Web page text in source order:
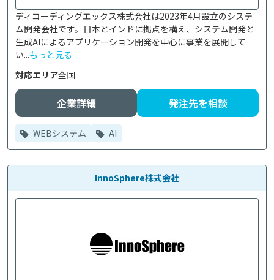
ディコーディングエックス株式会社は2023年4月設立のシステ
ム開発会社です。日本とインドに拠点を構え、システム開発と
生成AIによるアプリケーション開発を中心に事業を展開して
い...もっと見る
対応エリア全国
企業詳細 発注先を相談
WEBシステム AI
InnoSphere株式会社